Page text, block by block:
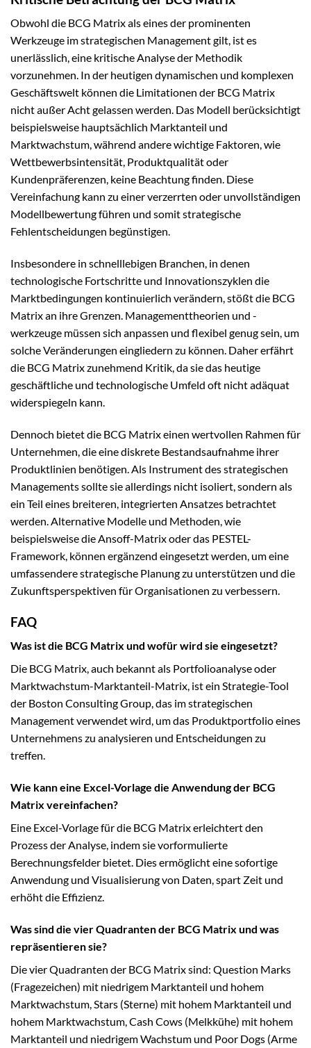
Obwohl die BCG Matrix als eines der prominenten
Werkzeuge im strategischen Management gilt, ist es
unerlässlich, eine kritische Analyse der Methodik
vorzunehmen. In der heutigen dynamischen und komplexen
Geschäftswelt können die Limitationen der BCG Matrix
nicht außer Acht gelassen werden. Das Modell berücksichtigt
beispielsweise hauptsächlich Marktanteil und
Marktwachstum, während andere wichtige Faktoren, wie
Wettbewerbsintensität, Produktqualität oder
Kundenpräferenzen, keine Beachtung finden. Diese
Vereinfachung kann zu einer verzerrten oder unvollständigen
Modellbewertung führen und somit strategische
Fehlentscheidungen begünstigen.
Insbesondere in schnelllebigen Branchen, in denen
technologische Fortschritte und Innovationszyklen die
Marktbedingungen kontinuierlich verändern, stößt die BCG
Matrix an ihre Grenzen. Managementtheorien und -
werkzeuge müssen sich anpassen und flexibel genug sein, um
solche Veränderungen eingliedern zu können. Daher erfährt
die BCG Matrix zunehmend Kritik, da sie das heutige
geschäftliche und technologische Umfeld oft nicht adäquat
widerspiegeln kann.
Dennoch bietet die BCG Matrix einen wertvollen Rahmen für
Unternehmen, die eine diskrete Bestandsaufnahme ihrer
Produktlinien benötigen. Als Instrument des strategischen
Managements sollte sie allerdings nicht isoliert, sondern als
ein Teil eines breiteren, integrierten Ansatzes betrachtet
werden. Alternative Modelle und Methoden, wie
beispielsweise die Ansoff-Matrix oder das PESTEL-
Framework, können ergänzend eingesetzt werden, um eine
umfassendere strategische Planung zu unterstützen und die
Zukunftsperspektiven für Organisationen zu verbessern.
FAQ
Was ist die BCG Matrix und wofür wird sie eingesetzt?
Die BCG Matrix, auch bekannt als Portfolioanalyse oder
Marktwachstum-Marktanteil-Matrix, ist ein Strategie-Tool
der Boston Consulting Group, das im strategischen
Management verwendet wird, um das Produktportfolio eines
Unternehmens zu analysieren und Entscheidungen zu
treffen.
Wie kann eine Excel-Vorlage die Anwendung der BCG
Matrix vereinfachen?
Eine Excel-Vorlage für die BCG Matrix erleichtert den
Prozess der Analyse, indem sie vorformulierte
Berechnungsfelder bietet. Dies ermöglicht eine sofortige
Anwendung und Visualisierung von Daten, spart Zeit und
erhöht die Effizienz.
Was sind die vier Quadranten der BCG Matrix und was
repräsentieren sie?
Die vier Quadranten der BCG Matrix sind: Question Marks
(Fragezeichen) mit niedrigem Marktanteil und hohem
Marktwachstum, Stars (Sterne) mit hohem Marktanteil und
hohem Marktwachstum, Cash Cows (Melkkühe) mit hohem
Marktanteil und niedrigem Wachstum und Poor Dogs (Arme